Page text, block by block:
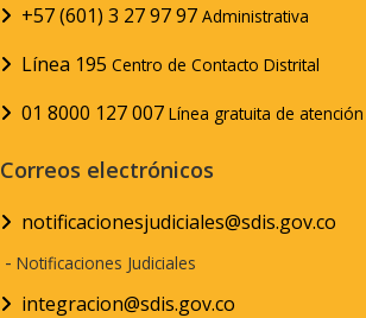
+57 (601) 3 27 97 97 Administrativa
Línea 195 Centro de Contacto Distrital
01 8000 127 007 Línea gratuita de
Correos electrónicos
notificacionesjudiciales@sdis.gov.co
- Notificaciones Judiciales
integracion@sdis.gov.co